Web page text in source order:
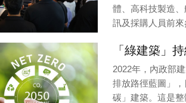
體、高科技製造
訊及採購人員前
「綠建築」
2022年，內政部
排放路徑藍圖」
碳」建築。這是